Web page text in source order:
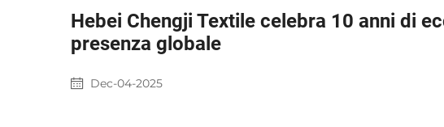
Hebei Chengji Textile celebra 10 anni di
presenza globale
Dec-04-2025